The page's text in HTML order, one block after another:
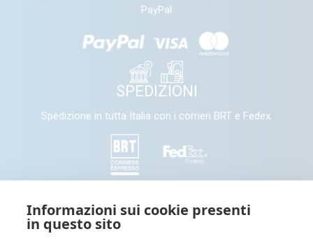
Informazioni sui cookie presenti
in questo sito
PayPal
SPEDIZIONI
Spedizione in tutta Italia con i corrieri BRT e Fedex.
SEGUICI
Seguici e condividi con noi sui nostri canali social